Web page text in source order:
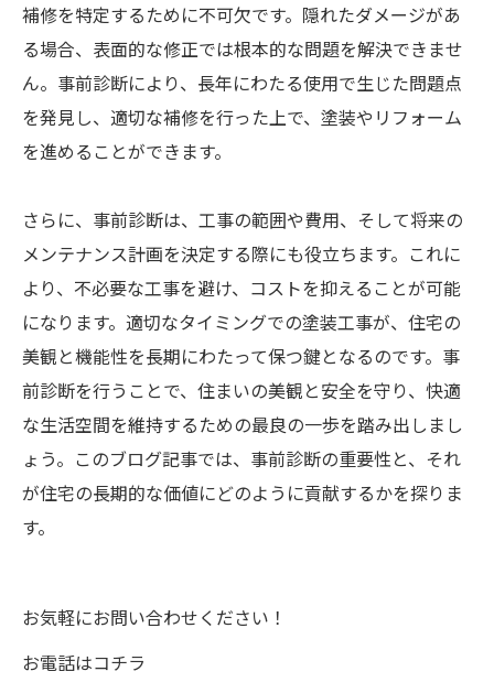
補修を特定するために不可欠です。隠れたダメージがあ
る場合、表面的な修正では根本的な問題を解決できませ
ん。事前診断により、長年にわたる使用で生じた問題点
を発見し、適切な補修を行った上で、塗装やリフォーム
を進めることができます。
さらに、事前診断は、工事の範囲や費用、そして将来の
メンテナンス計画を決定する際にも役立ちます。これに
より、不必要な工事を避け、コストを抑えることが可能
になります。適切なタイミングでの塗装工事が、住宅の
美観と機能性を長期にわたって保つ鍵となるのです。事
前診断を行うことで、住まいの美観と安全を守り、快適
な生活空間を維持するための最良の一歩を踏み出しまし
ょう。このブログ記事では、事前診断の重要性と、それ
が住宅の長期的な価値にどのように貢献するかを探りま
す。
お気軽にお問い合わせください！
お電話はコチラ